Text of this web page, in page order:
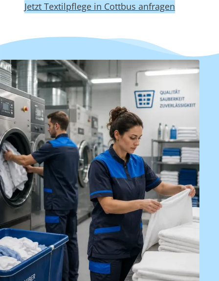
Jetzt Textilpflege in Cottbus anfragen